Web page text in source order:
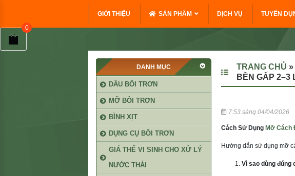
GIỚI THIỆU SẢN PHẨM DỊCH VỤ TUYỂN
TRANG CHỦ »
BỀN GẤP 2–3
7:53 sáng 04/04/2026
Cách Sử Dụng Mỡ Cách
Hướng dẫn sử dụng mỡ
Vì sao dùng đúng
DANH MỤC
DẦU BÔI TRƠN
MỠ BÔI TRƠN
BÌNH XỊT
DỤNG CỤ BÔI TRƠN
GIÁ THỂ VI SINH CHO XỬ LÝ
NƯỚC THẢI